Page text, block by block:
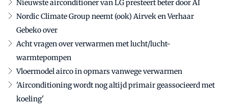
Nieuwste airconditioner van LG presteert beter door AI
Nordic Climate Group neemt (ook) Airvek en Verhaar
Gebeko over
Acht vragen over verwarmen met lucht/lucht-
warmtepompen
Vloermodel airco in opmars vanwege verwarmen
'Airconditioning wordt nog altijd primair geassocieerd met
koeling'